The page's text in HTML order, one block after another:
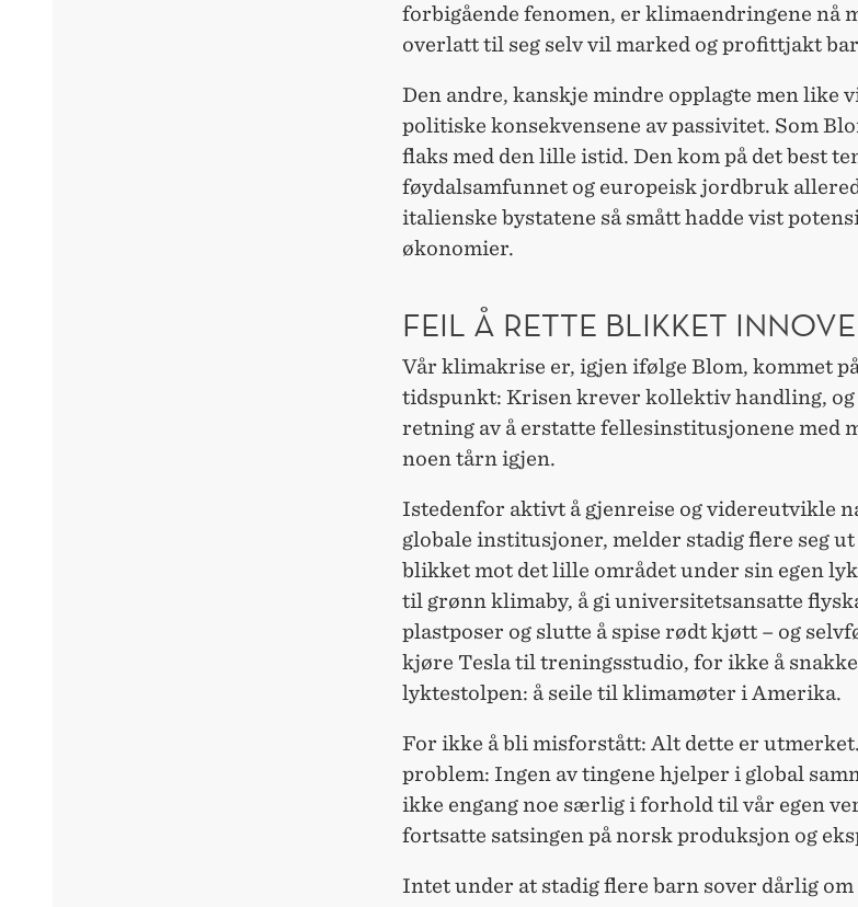
forbigående fenomen, er klimaendringene nå
overlatt til seg selv vil marked og profittjakt
Den andre, kanskje mindre opplagte men like
politiske konsekvensene av passivitet. Som
flaks med den lille istid. Den kom på det best
føydalsamfunnet og europeisk jordbruk
italienske bystatene så smått hadde vist
økonomier.
FEIL Å RETTE BLIKKET
Vår klimakrise er, igjen ifølge Blom, kommet
tidspunkt: Krisen krever kollektiv handling, og
retning av å erstatte fellesinstitusjonene med
noen tårn igjen.
Istedenfor aktivt å gjenreise og videreutvikle
globale institusjoner, melder stadig flere seg
blikket mot det lille området under sin egen
til grønn klimaby, å gi universitetsansatte
plastposer og slutte å spise rødt kjøtt – og
kjøre Tesla til treningsstudio, for ikke å
lyktestolpen: å seile til klimamøter i Amerika.
For ikke å bli misforstått: Alt dette er
problem: Ingen av tingene hjelper i global
ikke engang noe særlig i forhold til vår egen
fortsatte satsingen på norsk produksjon og
Intet under at stadig flere barn sover dårlig om